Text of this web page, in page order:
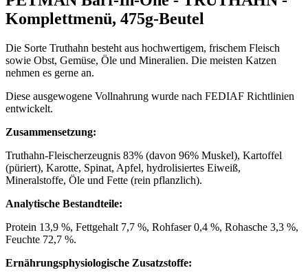
Komplettmenü, 475g-Beutel
Die Sorte Truthahn besteht aus hochwertigem, frischem Fleisch
sowie Obst, Gemüse, Öle und Mineralien. Die meisten Katzen
nehmen es gerne an.
Diese ausgewogene Vollnahrung wurde nach FEDIAF Richtlinien
entwickelt.
Zusammensetzung:
Truthahn-Fleischerzeugnis 83% (davon 96% Muskel), Kartoffel
(püriert), Karotte, Spinat, Apfel, hydrolisiertes Eiweiß,
Mineralstoffe, Öle und Fette (rein pflanzlich).
Analytische Bestandteile:
Protein 13,9 %, Fettgehalt 7,7 %, Rohfaser 0,4 %, Rohasche 3,3 %,
Feuchte 72,7 %.
Ernährungsphysiologische Zusatzstoffe: